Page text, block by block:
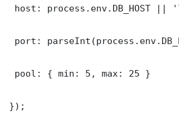
host: process.env.DB_HOST ||
port:
pool: { min: 5, max: 25 }
});